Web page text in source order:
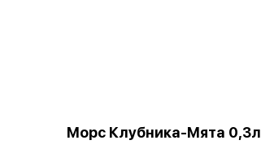
Морс Клубника-Мята 0,3л